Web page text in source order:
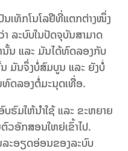
ນເທັກໂນໂລຢີທີ່ແຕກຕ່າງໜຶ່ງ
ລະບົບໃນປັດຈຸບັນສາມາດ
ນ ແລະ ມັນໄດ້ທົດລອງກັບ
ມັນຈຶ່ງບໍ່ສົມບູນ ແລະ ຍັງບໍ່
ດລອງຕໍ່ມະນຸດເທື່ອ.
ຮົມໃຫ້ນຳໃຊ້ ແລະ ຂະຫຍາຍ
ວອັກສອນໃຫຍ່ເຂົ້າໄປ.
ະອຽດອ່ອນຂອງລະບົບ